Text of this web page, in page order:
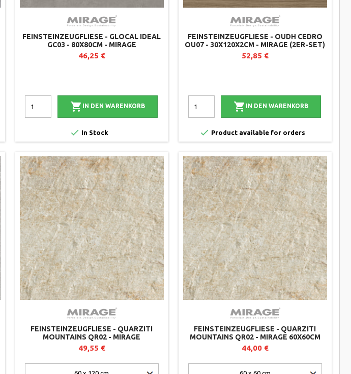
FEINSTEINZEUGFLIESE - GLOCAL IDEAL
GC03 - 80X80CM - MIRAGE
46,25 €
 IN DEN WARENKORB
 In Stock
FEINSTEINZEUGFLIESE - OUDH CEDRO
OU07 - 30X120X2CM - MIRAGE (2ER-SET)
52,85 €
 IN DEN WARENKORB
 Product available for orders
FEINSTEINZEUGFLIESE - QUARZITI
MOUNTAINS QR02 - MIRAGE
49,55 €
FEINSTEINZEUGFLIESE - QUARZITI
MOUNTAINS QR02 - MIRAGE 60X60CM
(2ER-SET)
44,00 €